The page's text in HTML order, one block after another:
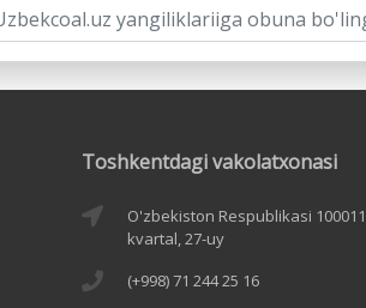
Toshkentdagi vakolatxonasi
O'zbekiston Respublikasi
kvartal, 27-uy
(+998) 71 244 25 16